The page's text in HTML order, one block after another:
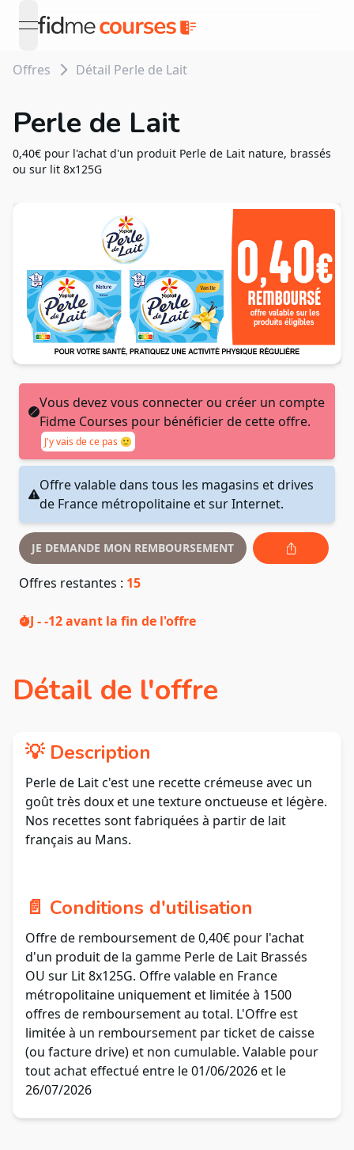
open navigation menu
Offres Détail Perle de Lait
Perle de Lait
0,40€ pour l'achat d'un produit Perle de Lait nature, brassés
ou sur lit 8x125G
JE DEMANDE MON REMBOURSEMENT
Offre valable dans tous les magasins et drives
de France métropolitaine et sur Internet.
Vous devez vous connecter ou créer un compte
Fidme Courses pour bénéficier de cette offre.
J'y vais de ce pas 🙂
Offres restantes : 15
J - -12avant la fin de l'offre
Détail de l'offre
💡 Description
Perle de Lait c'est une recette crémeuse avec un
goût très doux et une texture onctueuse et légère.
Nos recettes sont fabriquées à partir de lait
français au Mans.
📄 Conditions d'utilisation
Offre de remboursement de 0,40€ pour l'achat
d'un produit de la gamme Perle de Lait Brassés
OU sur Lit 8x125G. Offre valable en France
métropolitaine uniquement et limitée à 1500
offres de remboursement au total. L'Offre est
limitée à un remboursement par ticket de caisse
(ou facture drive) et non cumulable. Valable pour
tout achat effectué entre le 01/06/2026 et le
26/07/2026